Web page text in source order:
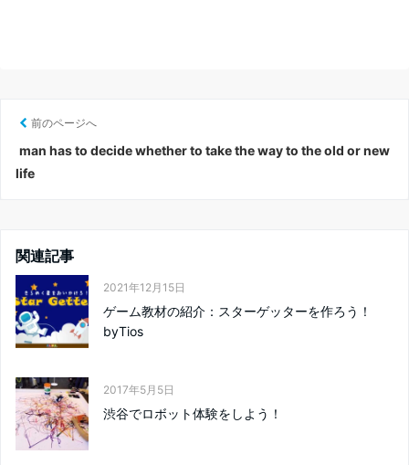
前のページへ
man has to decide whether to take the way to the old or new
life
関連記事
2021年12月15日
ゲーム教材の紹介：スターゲッターを作ろう！
byTios
2017年5月5日
渋谷でロボット体験をしよう！